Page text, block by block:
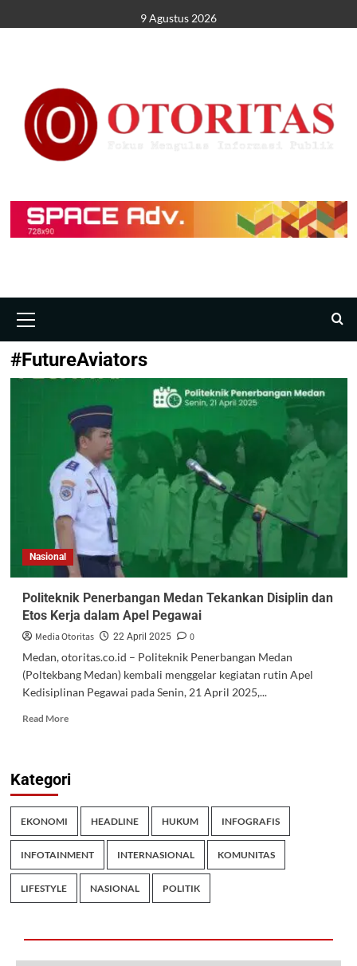
9 Agustus 2026
#FutureAviators
Nasional
Politeknik Penerbangan Medan Tekankan Disiplin dan
Etos Kerja dalam Apel Pegawai
Media Otoritas 22 April 2025
0
Medan, otoritas.co.id – Politeknik Penerbangan Medan
(Poltekbang Medan) kembali menggelar kegiatan rutin Apel
Kedisiplinan Pegawai pada Senin, 21 April 2025,...
Read More
Kategori
EKONOMI HEADLINE HUKUM INFOGRAFIS
INFOTAINMENT INTERNASIONAL KOMUNITAS
LIFESTYLE NASIONAL POLITIK